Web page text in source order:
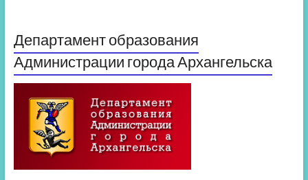
Департамент образования
Администрации города Архангельска